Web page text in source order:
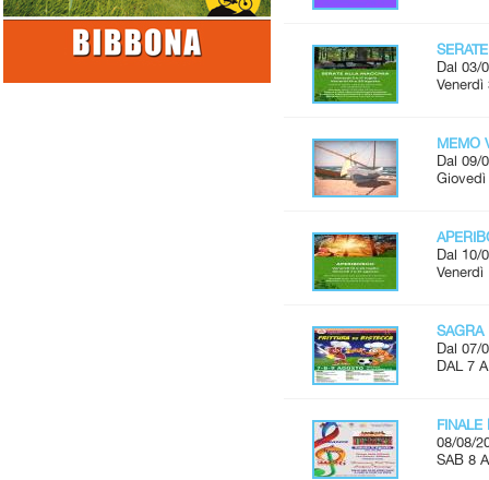
Dal 03/
MEMO
Dal 09/
Dal 10/
SAGRA
Dal 07/
DAL 7
FINALE
08/08/
SAB 8